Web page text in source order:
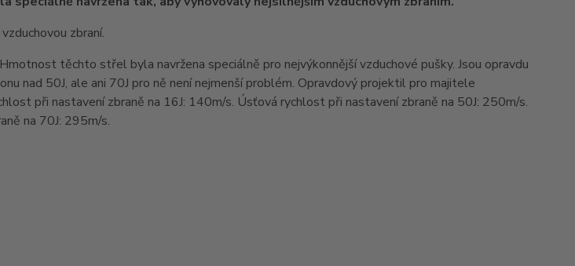
zbraní.
Hmotnost těchto střel byla navržena speciálně pro nejvýkonnější vzduchové pušky. Jsou opravdu
nad 50J, ale ani 70J pro ně není nejmenší problém. Opravdový projektil pro majitele
při nastavení zbraně na 16J: 140m/s. Úsťová rychlost při nastavení zbraně na 50J: 250m/s.
na 70J: 295m/s.